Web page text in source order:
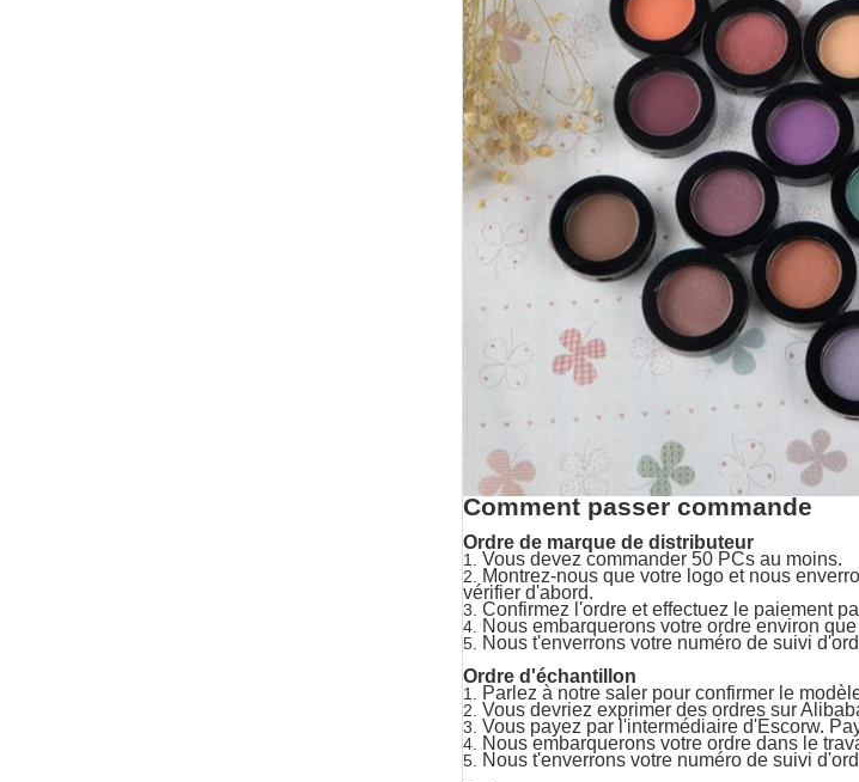
Comment passer commande
Ordre de marque de distributeur
1. Vous devez commander 50 PCs au moins.
2.
Montrez-nous que votre logo et nous
vérifier d'abord.
3. Confirmez l'ordre et effectuez le paiement
4. Nous embarquerons votre ordre environ
5.
Nous t'enverrons votre numéro de suivi
Ordre d'échantillon
1. Parlez à notre saler pour confirmer le
2. Vous devriez exprimer des ordres sur
3. Vous payez par l'intermédiaire d'Escorw.
4. Nous embarquerons votre ordre dans le
5.
Nous t'enverrons votre numéro de suivi